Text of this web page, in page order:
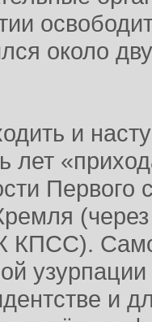
около
и
лет
Первого
КПСС).
узурпации
и